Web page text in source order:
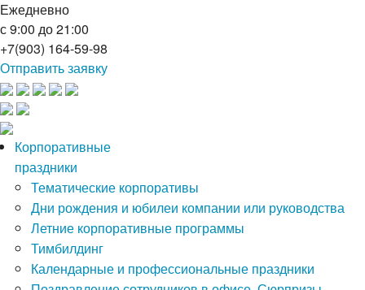
Ежедневно
с 9:00 до 21:00
+7(903) 164-59-98
Отправить заявку
Корпоративные
праздники
Тематические корпоративы
Дни рождения и юбилеи компании или руководства
Летние корпоративные программы
Тимбилдинг
Календарные и профессиональные праздники